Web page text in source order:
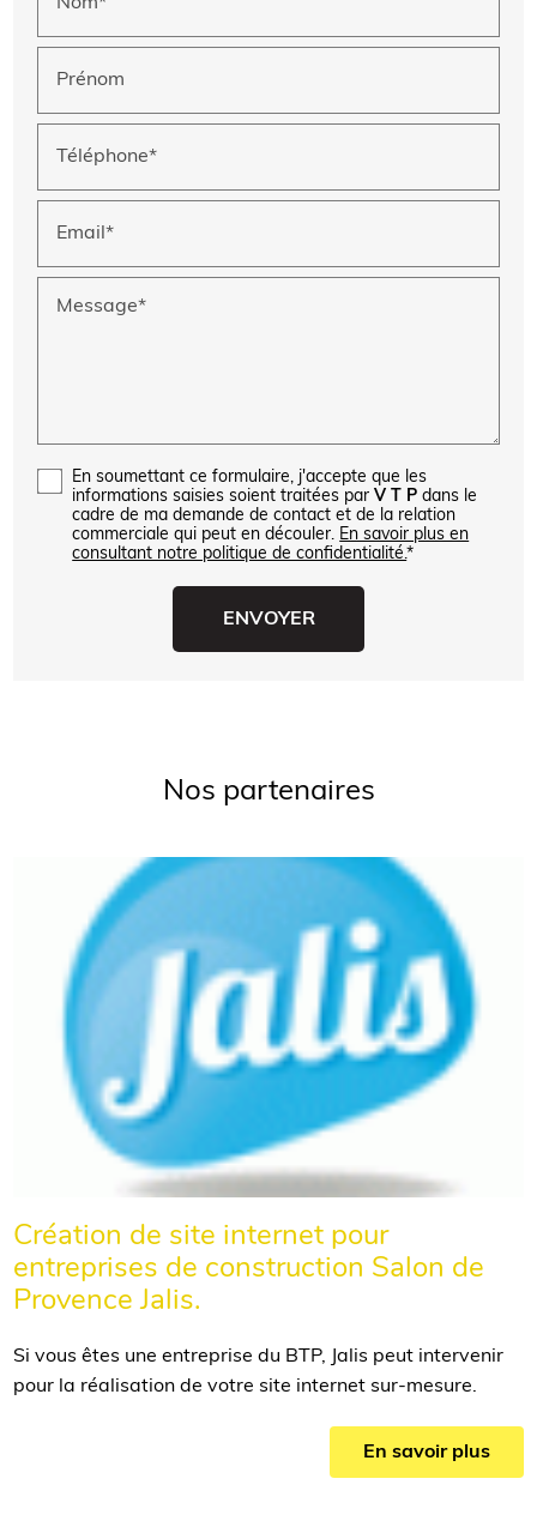
Nom*
Prénom
Téléphone*
Email*
Message*
En soumettant ce formulaire, j'accepte que les
informations saisies soient traitées parV T P dans le
cadre de ma demande de contact et de la relation
commerciale qui peut en découler. En savoir plus en
consultant notre politique de confidentialité.*
Nos partenaires
Création de site internet pour
entreprises de construction Salon de
Provence Jalis.
Si vous êtes une entreprise du BTP, Jalis peut intervenir
pour la réalisation de votre site internet sur-mesure.
En savoir plus